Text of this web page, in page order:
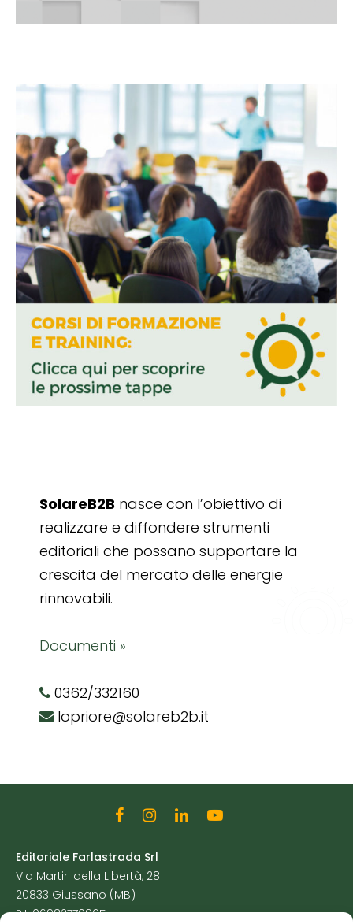
SolareB2B nasce con l’obiettivo di
realizzare e diffondere strumenti
editoriali che possano supportare la
crescita del mercato delle energie
rinnovabili.
Documenti »
0362/332160
lopriore@solareb2b.it
Editoriale Farlastrada Srl
Via Martiri della Libertà, 28
20833 Giussano (MB)
P.I. 06982770965